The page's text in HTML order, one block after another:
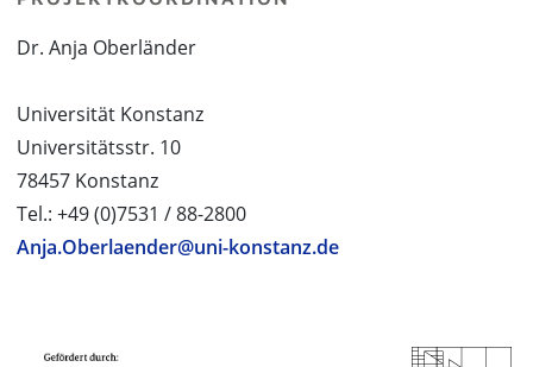
Dr. Anja Oberländer
Universität Konstanz
Universitätsstr. 10
78457 Konstanz
Tel.: +49 (0)7531 / 88-2800
Anja.Oberlaender@uni-konstanz.de